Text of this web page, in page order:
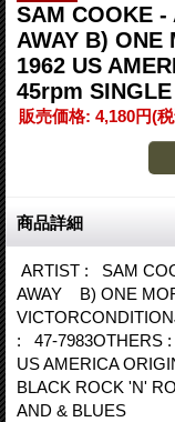
SAM COOKE -
AWAY B) ONE
1962 US
45rpm SINGLE
販売価格: 4,180円(
商品詳細
ARTIST : SAM
AWAY B) ONE
: 47-
US AMERICA
BLACK ROCK 'N'
AND & BLUES ※